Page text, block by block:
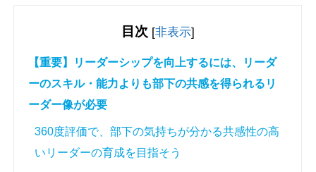
目次 [非表示]
【重要】リーダーシップを向上するには、リーダ
ーのスキル・能力よりも部下の共感を得られるリ
ーダー像が必要
360度評価で、部下の気持ちが分かる共感性の高
いリーダーの育成を目指そう